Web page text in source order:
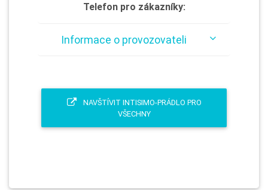
Telefon pro zákazníky:
Informace o provozovateli
NAVŠTÍVIT INTISIMO-PRÁDLO PRO
VŠECHNY